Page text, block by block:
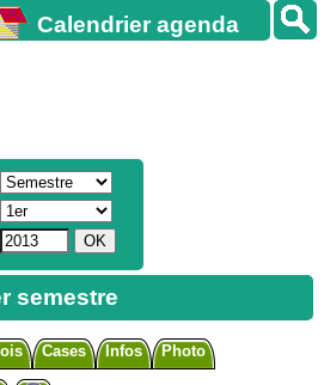
Calendrier agenda
semestre
Cases Infos Photo